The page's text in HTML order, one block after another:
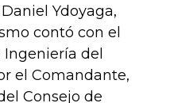
Ydoyaga,
contó con el
del
el Comandante,
Consejo de